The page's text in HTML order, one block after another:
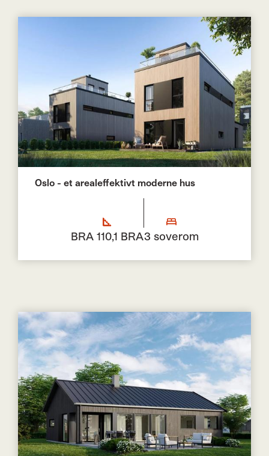
Oslo - et arealeffektivt moderne hus
BRA 110,1 BRA3 soverom